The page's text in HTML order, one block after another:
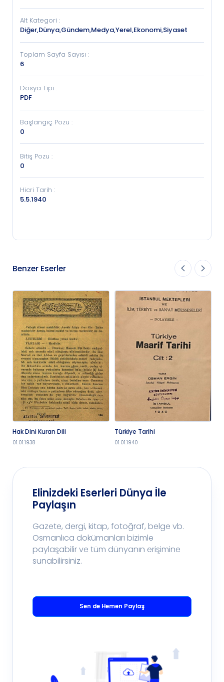
Alt Kategori :
Diğer,Dünya,Gündem,Medya,Yerel,Ekonomi,Siyaset
Toplam Sayfa Sayısı :
6
Dosya Tipi :
PDF
Başlangıç Pozu :
0
Bitiş Pozu :
0
Hicri Tarih :
5.5.1940
Benzer Eserler
Hak Dini Kuran Dili
01.01.1938
Türkiye Tarihi
01.01.1940
Elinizdeki Eserleri Dünya İle
Paylaşın
Gazete, dergi, kitap, fotoğraf, belge vb.
Osmanlıca dokümanları bizimle
paylaşabilir ve tüm dünyanın erişimine
sunabilirsiniz.
Sen de Hemen Paylaş